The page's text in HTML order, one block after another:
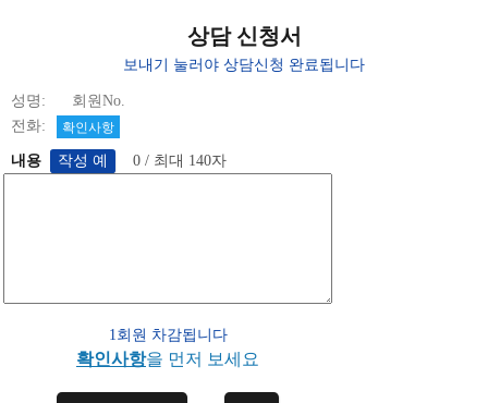
상담 신청서
보내기 눌러야 상담신청 완료됩니다
성명: 회원No.
전화:
확인사항
내용 0 / 최대 140자
1회원 차감됩니다
확인사항을 먼저 보세요